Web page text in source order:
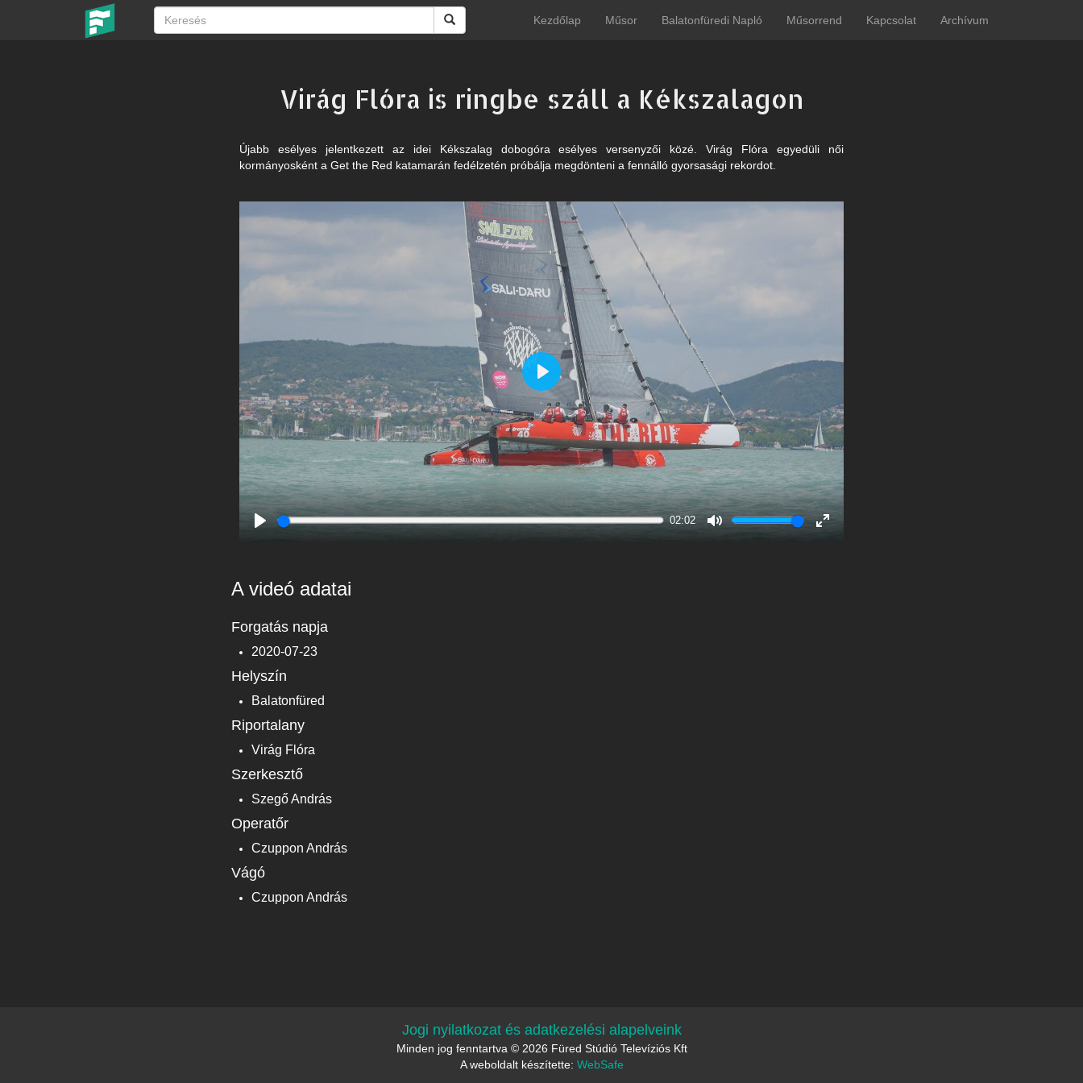
Kezdőlap Műsor Balatonfüredi Napló Műsorrend Kapcsolat Archívum
Virág Flóra is ringbe száll a Kékszalagon
Újabb esélyes jelentkezett az idei Kékszalag dobogóra esélyes versenyzői közé. Virág Flóra egyedüli női
kormányosként a Get the Red katamarán fedélzetén próbálja megdönteni a fennálló gyorsasági rekordot.
02:02
Play
A videó adatai
Forgatás napja
2020-07-23
Helyszín
Balatonfüred
Riportalany
Virág Flóra
Szerkesztő
Szegő András
Operatőr
Czuppon András
Vágó
Czuppon András
Jogi nyilatkozat és adatkezelési alapelveink
Minden jog fenntartva © 2026 Füred Stúdió Televíziós Kft
A weboldalt készítette: WebSafe